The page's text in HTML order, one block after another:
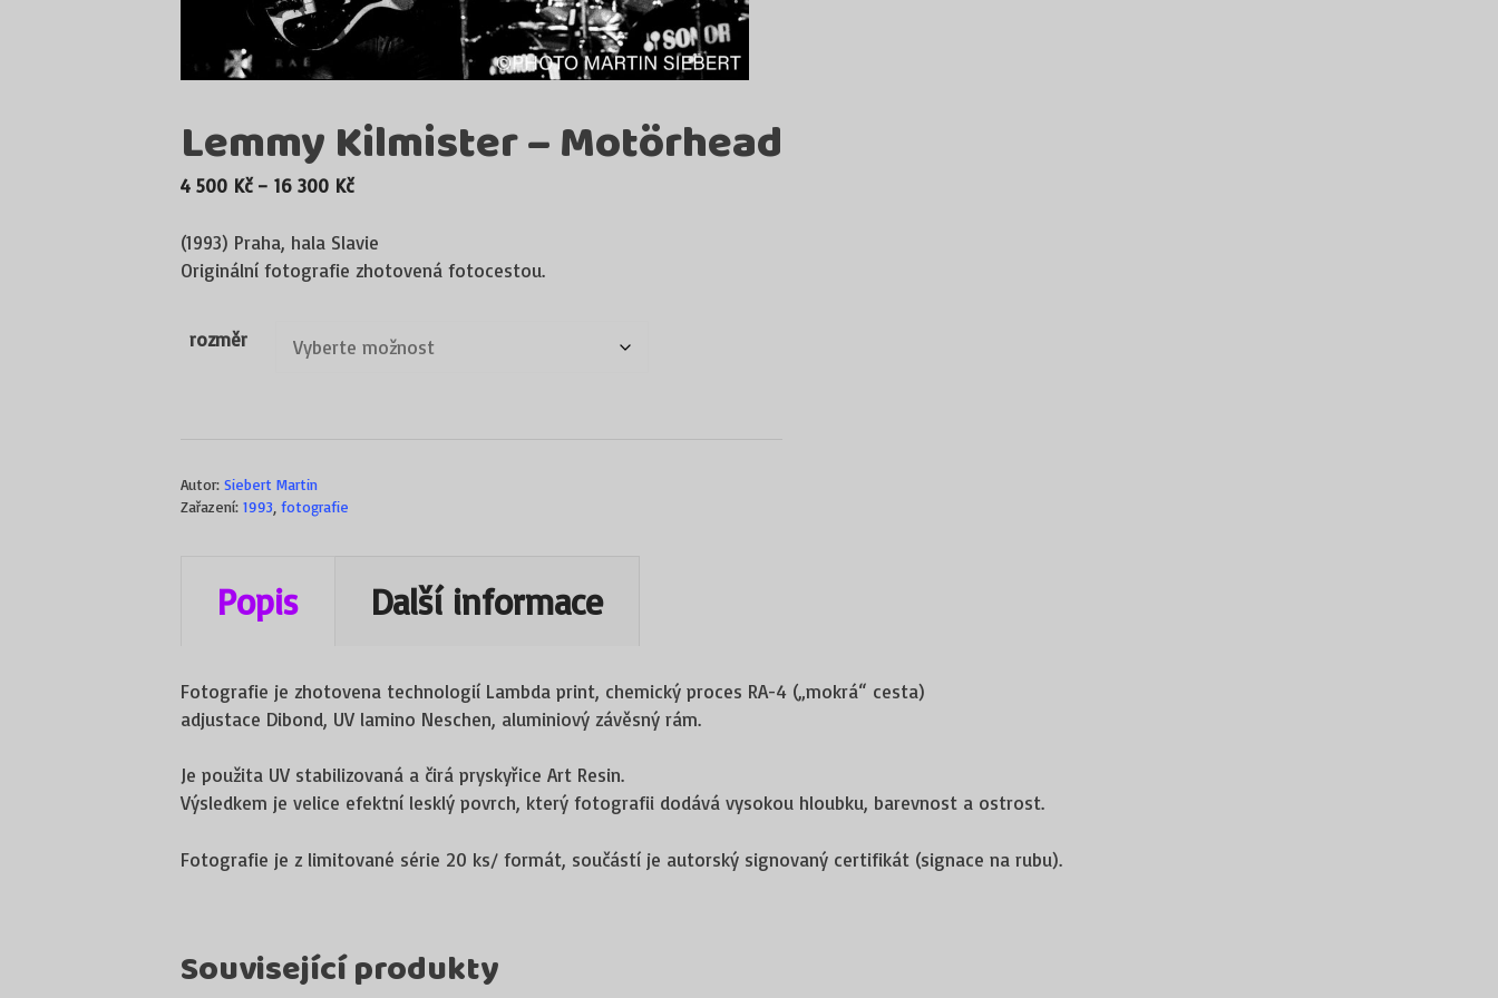
Lemmy Kilmister – Motörhead
4 500 Kč – 16 300 KčRozpětí
4
500 Kč
300 Kč
(1993) Praha, hala Slavie
Originální fotografie zhotovená fotocestou.
rozměr
Autor: Siebert Martin
Zařazení: 1993 fotografie
Popis Další informace
Fotografie je zhotovena technologií Lambda print, chemický proces RA-4 („mokrá“ cesta)
adjustace Dibond, UV lamino Neschen, aluminiový závěsný rám.
Je použita UV stabilizovaná a čirá pryskyřice Art Resin.
Výsledkem je velice efektní lesklý povrch, který fotografii dodává vysokou hloubku, barevnost a ostrost.
Fotografie je z limitované série 20 ks/ formát, součástí je autorský signovaný certifikát (signace na rubu).
Související produkty